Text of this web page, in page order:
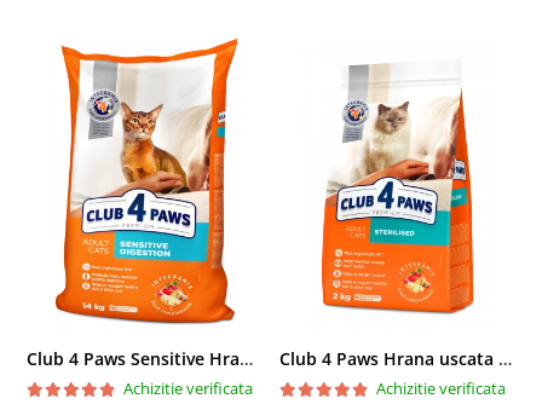
Club 4 Paws Sensitive Hrana uscata pisici adulte, 14kg
Achizitie verificata
Club 4 Paws Hrana uscata pisici sterilizate, 2kg
Achizitie verificata